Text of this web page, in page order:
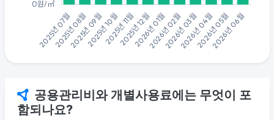
공용관리비와 개별사용료에는 무엇이 포
함되나요?